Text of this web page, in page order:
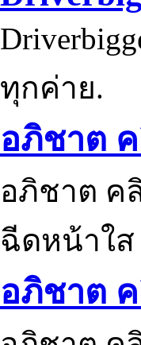
ทุกค่าย.
อภิชาต
อภิชาต ค
ฉีดหน้าใส
อภิชาต